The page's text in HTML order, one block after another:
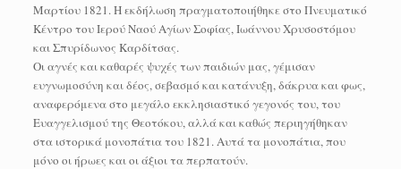
Μαρτίου 1821. Η εκδήλωση πραγματοποιήθηκε στο Πνευματικό
Κέντρο του Ιερού Ναού Αγίων Σοφίας, Ιωάννου Χρυσοστόμου
και Σπυρίδωνος Καρδίτσας.
Οι αγνές και καθαρές ψυχές των παιδιών μας, γέμισαν
ευγνωμοσύνη και δέος, σεβασμό και κατάνυξη, δάκρυα και φως,
αναφερόμενα στο μεγάλο εκκλησιαστικό γεγονός του, του
Ευαγγελισμού της Θεοτόκου, αλλά και καθώς περιηγήθηκαν
στα ιστορικά μονοπάτια του 1821. Αυτά τα μονοπάτια, που
μόνο οι ήρωες και οι άξιοι τα περπατούν.